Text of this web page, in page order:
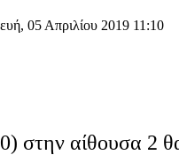
05 Απριλίου 2019 11:10
στην αίθουσα 2 θα